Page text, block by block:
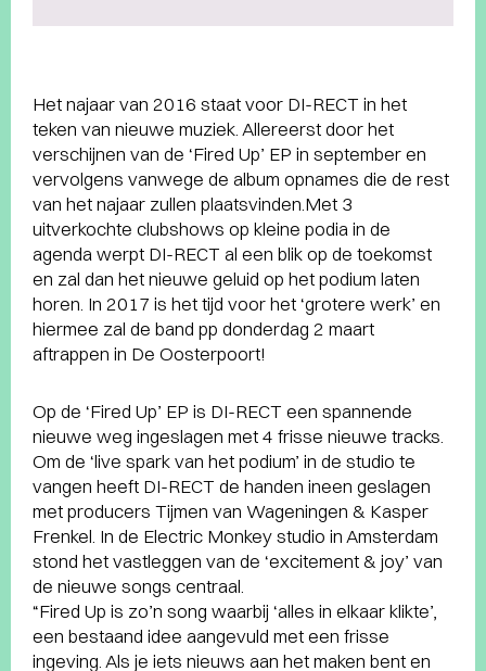
Het najaar van 2016 staat voor DI-RECT in het
teken van nieuwe muziek. Allereerst door het
verschijnen van de ‘Fired Up’ EP in september en
vervolgens vanwege de album opnames die de rest
van het najaar zullen plaatsvinden.Met 3
uitverkochte clubshows op kleine podia in de
agenda werpt DI-RECT al een blik op de toekomst
en zal dan het nieuwe geluid op het podium laten
horen. In 2017 is het tijd voor het ‘grotere werk’ en
hiermee zal de band pp donderdag 2 maart
aftrappen in De Oosterpoort!
Op de ‘Fired Up’ EP is DI-RECT een spannende
nieuwe weg ingeslagen met 4 frisse nieuwe tracks.
Om de ‘live spark van het podium’ in de studio te
vangen heeft DI-RECT de handen ineen geslagen
met producers Tijmen van Wageningen & Kasper
Frenkel. In de Electric Monkey studio in Amsterdam
stond het vastleggen van de ‘excitement & joy’ van
de nieuwe songs centraal.
“Fired Up is zo’n song waarbij ‘alles in elkaar klikte’,
een bestaand idee aangevuld met een frisse
ingeving. Als je iets nieuws aan het maken bent en